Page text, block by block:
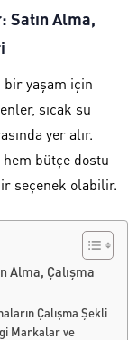
Satın Alma,
bir yaşam için
sıcak su
yer alır.
bütçe dostu
seçenek olabilir.
Alma, Çalışma
Çalışma Şekli
Markalar ve